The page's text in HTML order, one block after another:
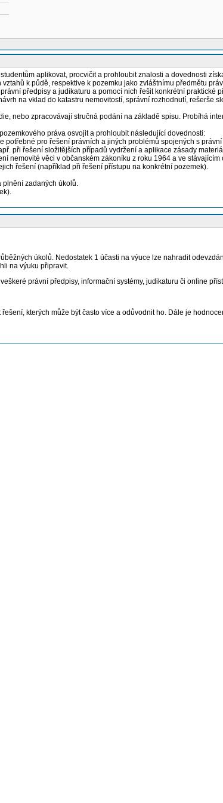
aplikovat, procvičit a prohloubit znalosti a dovednosti
k půdě, respektive k pozemku jako zvláštnímu předmětu
předpisy a judikaturu a pomocí nich řešit konkrétní praktické
na vklad do katastru nemovitostí, správní rozhodnutí, rešerše
nebo zpracovávají stručná podání na základě spisu. Probíhá
práva osvojit a prohloubit následující dovednosti:
potřebné pro řešení právních a jiných problémů spojených s
při řešení složitějších případů vydržení a aplikace zásady
nemovité věci v občanském zákoníku z roku 1964 a ve
řešení (například při řešení přístupu na konkrétní pozemek).
plnění zadaných úkolů.
úkolů. Nedostatek 1 účasti na výuce lze nahradit
na výuku připravit.
právní předpisy, informační systémy, judikaturu či online
kterých může být často více a odůvodnit ho. Dále je